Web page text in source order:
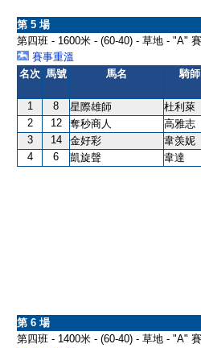
第 5 場
第四班 - 1600米 - (60-40) - 草地 - "A"
賽事重溫
名次 馬號 馬名 騎師
1 8 星際雄師 杜利萊
2
12 奪秒商人 高雅志
3
14 金好彩 韋羡妮
4
6 凱旋聲 韋達
第 6 場
第四班 - 1400米 - (60-40) - 草地 - "A"